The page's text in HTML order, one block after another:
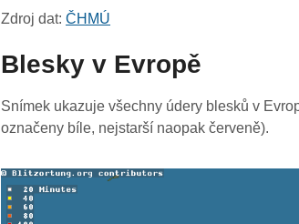
Zdroj dat:ČHMÚ
Blesky v Evropě
Snímek ukazuje všechny údery blesků v
označeny bíle, nejstarší naopak červeně).